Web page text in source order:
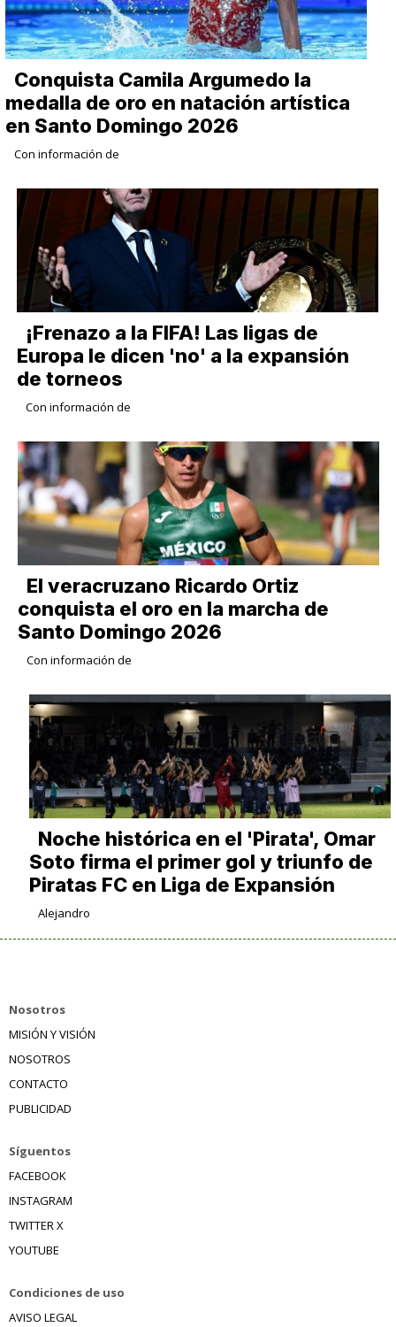
Conquista Camila Argumedo la
medalla de oro en natación artística
en Santo Domingo 2026
Con información de
¡Frenazo a la FIFA! Las ligas de
Europa le dicen 'no' a la expansión
de torneos
Con información de
​El veracruzano Ricardo Ortiz
conquista el oro en la marcha de
Santo Domingo 2026
Con información de
Noche histórica en el 'Pirata', Omar
Soto firma el primer gol y triunfo de
Piratas FC en Liga de Expansión
Alejandro
Nosotros
MISIÓN Y VISIÓN
NOSOTROS
CONTACTO
PUBLICIDAD
Síguentos
FACEBOOK
INSTAGRAM
TWITTER X
YOUTUBE
Condiciones de uso
AVISO LEGAL